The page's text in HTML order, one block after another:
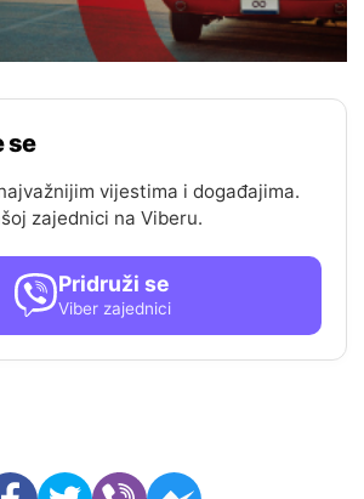
se
vijestima i događajima.
zajednici na Viberu.
Pridruži se
Viber zajednici